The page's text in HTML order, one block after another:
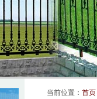
当前位置： 首页